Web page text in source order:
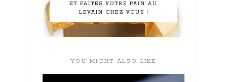
ET FAITES VOTRE PAIN AU
LEVAIN CHEZ VOUS !
YOU MIGHT ALSO LIKE